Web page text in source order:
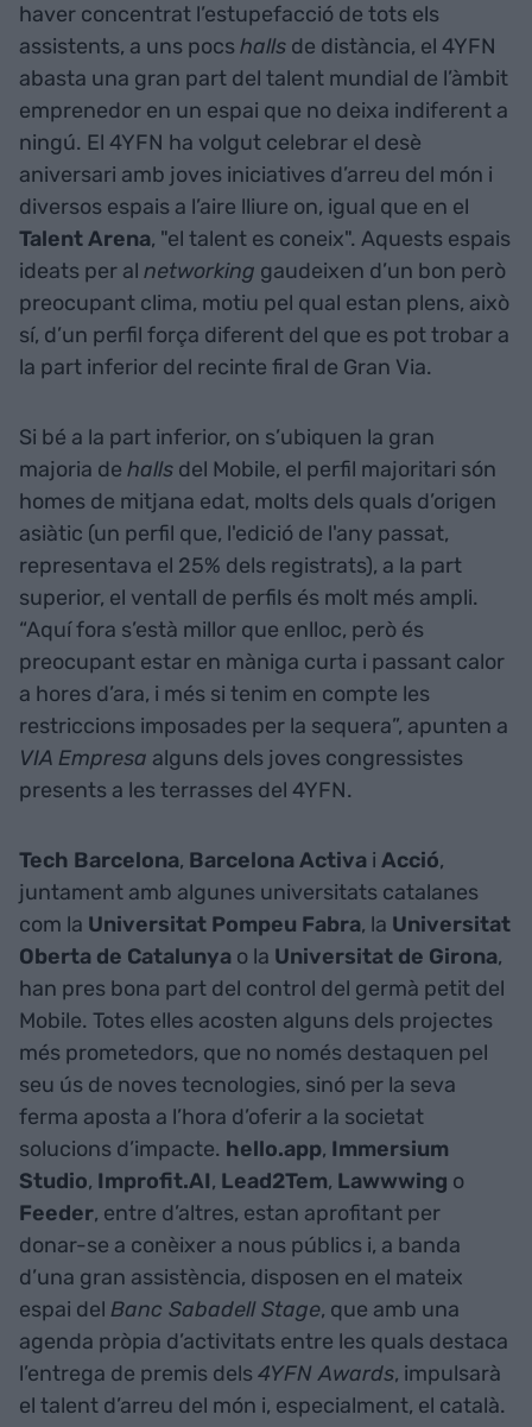
haver concentrat l’estupefacció de tots els
assistents, a uns pocshalls de distància, el 4YFN
abasta una gran part del talent mundial de l’àmbit
emprenedor en un espai que no deixa indiferent a
ningú. El 4YFN ha volgut celebrar el desè
aniversari amb joves iniciatives d’arreu del món i
diversos espais a l’aire lliure on, igual que en el
TalentArena, "el talent es coneix". Aquests espais
ideats per al networking gaudeixen d’un bon però
preocupant clima, motiu pel qual estan plens, això
sí, d’un perfil força diferent del que es pot trobar a
la part inferior del recinte firal de Gran Via.
Si bé a la part inferior, on s’ubiquen la gran
majoria de halls del Mobile, el perfil majoritari són
homes de mitjana edat, molts dels quals d’origen
asiàtic (un perfil que, l'edició de l'any passat,
representava el 25% dels registrats), a la part
superior, el ventall de perfils és molt més ampli.
“Aquí fora s’està millor que enlloc, però és
preocupant estar en màniga curta i passant calor
a hores d’ara, i més si tenim en compte les
restriccions imposades per la sequera”, apunten a
VIA Empresa alguns dels joves congressistes
presents a les terrasses del 4YFN.
Tech Barcelona, BarcelonaActiva i Acció,
juntament amb algunes universitats catalanes
com la Universitat Pompeu Fabra, la Universitat
Oberta de Catalunya o la Universitat de Girona,
han pres bona part del control del germà petit del
Mobile. Totes elles acosten alguns dels projectes
més prometedors, que no només destaquen pel
seu ús de noves tecnologies, sinó per la seva
ferma aposta a l’hora d’oferir a la societat
solucions d’impacte. hello.app, Immersium
Studio, Improfit.AI, Lead2Tem, Lawwwing o
Feeder, entre d’altres, estan aprofitant per
donar-se a conèixer a nous públics i, a banda
d’una gran assistència, disposen en el mateix
espai del Banc Sabadell Stage, que amb una
agenda pròpia d’activitats entre les quals destaca
l’entrega de premis dels4YFN Awards, impulsarà
el talent d’arreu del món i, especialment, el català.